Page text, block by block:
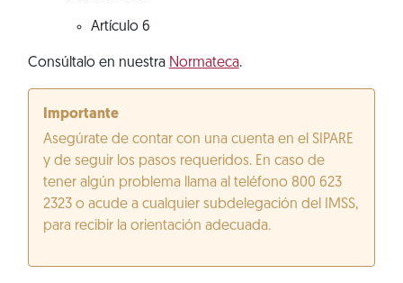
Artículo 6
Consúltalo en nuestra Normateca.
Importante
Asegúrate de contar con una cuenta en el SIPARE
y de seguir los pasos requeridos. En caso de
tener algún problema llama al teléfono 800 623
2323 o acude a cualquier subdelegación del IMSS,
para recibir la orientación adecuada.